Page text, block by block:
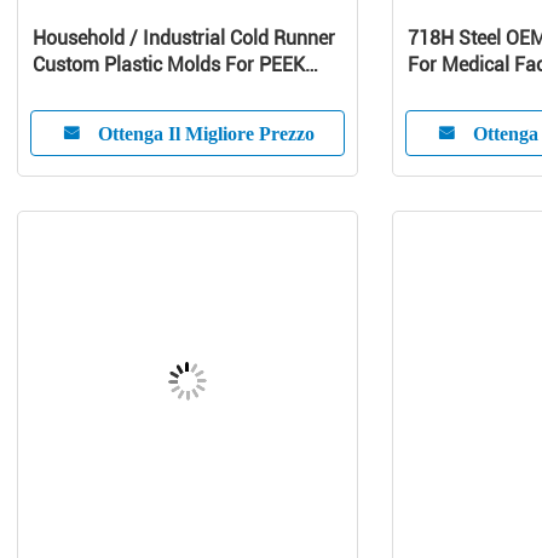
Household / Industrial Cold Runner
Custom Plastic Molds For PEEK
Ottenga Il Migliore Prezzo
718H Steel
For Medical